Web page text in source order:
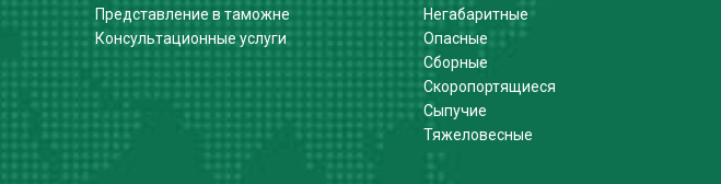
Представление в таможне
Консультационные услуги
Негабаритные
Опасные
Сборные
Скоропортящиеся
Сыпучие
Тяжеловесные